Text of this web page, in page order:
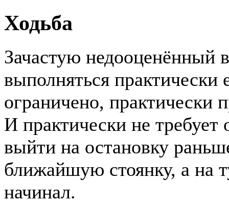
Ходьба
Зачастую
выполняться практически
ограничено, практически
И практически не требует
выйти на остановку
ближайшую стоянку, а на
начинал.